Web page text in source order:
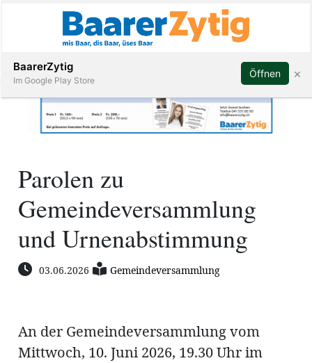
Veranstaltungen
Stellen
Paper
Abonnieren
Parolen zu
Gemeindeversammlung
und Urnenabstimmung
03.06.2026 Gemeindeversammlung
An der Gemeindeversammlung vom
Mittwoch, 10. Juni 2026, 19.30 Uhr im
BaarerZytig
Im Google Play Store
Öffnen ×